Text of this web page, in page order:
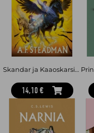
Skandar ja Kaaoskarsinnat
14,10 €